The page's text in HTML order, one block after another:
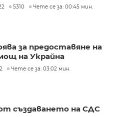
5310 Чете се за: 00:45 мин.
за предоставяне на
на Украйна
Чете се за: 03:02 мин.
създаването на СДС